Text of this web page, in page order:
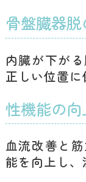
骨盤臓器
内臓が下が
正しい位置
性機能の向
血流改善と
能を向上し